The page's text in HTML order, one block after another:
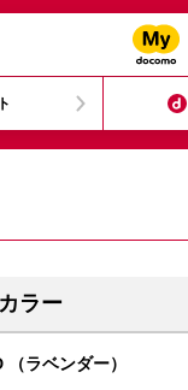
ラー
ラベンダー）